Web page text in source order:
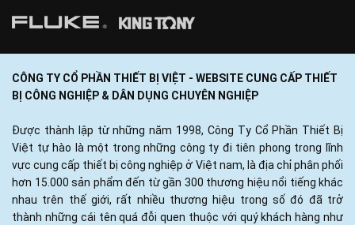
CÔNG TY CỔ PHẦN THIẾT BỊ VIỆT - WEBSITE CUNG CẤP THIẾT
BỊ CÔNG NGHIỆP & DÂN DỤNG CHUYÊN NGHIỆP
Được thành lập từ những năm 1998, Công Ty Cổ Phần Thiết Bị
Việt tự hào là một trong những công ty đi tiên phong trong lĩnh
vực cung cấp thiết bị công nghiệp ở Việt nam, là địa chỉ phân phối
hơn 15.000 sản phẩm đến từ gần 300 thương hiệu nổi tiếng khác
nhau trên thế giới, rất nhiều thương hiệu trong số đó đã trở
thành những cái tên quá đỗi quen thuộc với quý khách hàng như